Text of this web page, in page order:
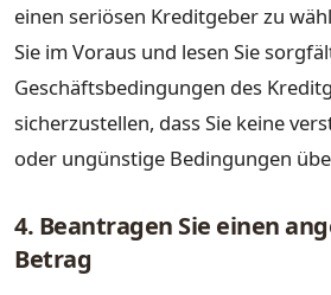
einen seriösen Kreditgeber zu
Sie im Voraus und lesen Sie
Geschäftsbedingungen des
sicherzustellen, dass Sie keine
oder ungünstige Bedingungen
4. Beantragen Sie einen
Betrag